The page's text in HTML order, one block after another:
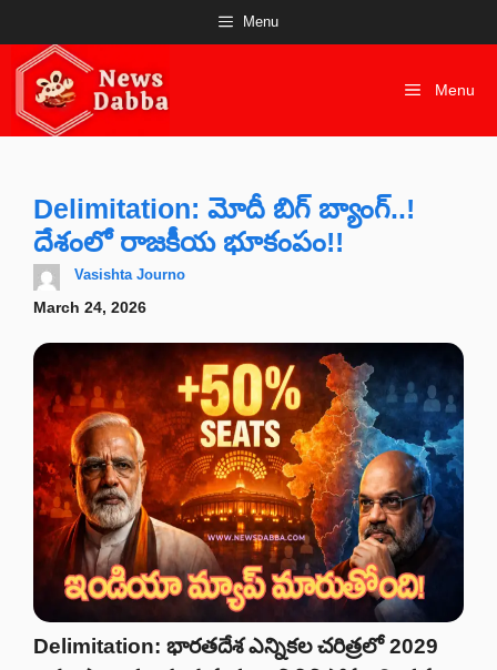
to
content
Menu
Menu
Delimitation: మోదీ బిగ్ బ్యాంగ్..!
దేశంలో రాజకీయ భూకంపం!!
Vasishta Journo
March 24, 2026
Delimitation: భారతదేశ ఎన్నికల చరిత్రలో 2029